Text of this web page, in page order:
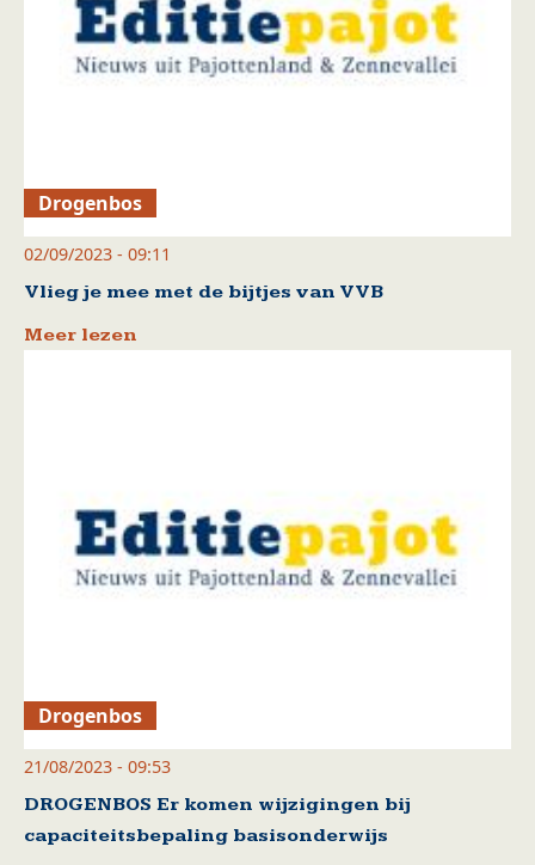
Drogenbos
02/09/2023 - 09:11
Vlieg je mee met de bijtjes van VVB
Meer lezen
Drogenbos
21/08/2023 - 09:53
DROGENBOS Er komen wijzigingen bij
capaciteitsbepaling basisonderwijs